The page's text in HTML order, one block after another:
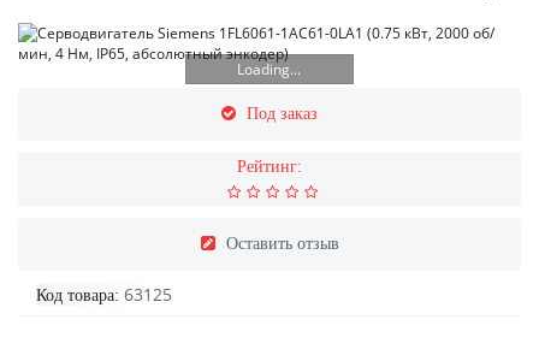
Loading...
Под заказ
Рейтинг:
Оставить отзыв
Код товара: 63125